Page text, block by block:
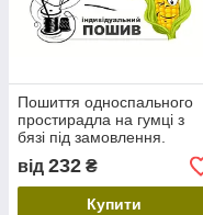
Пошиття односпального
простирадла на гумці з
бязі під замовлення.
Розмір, малюнок на вибір
від 232 ₴
Купити